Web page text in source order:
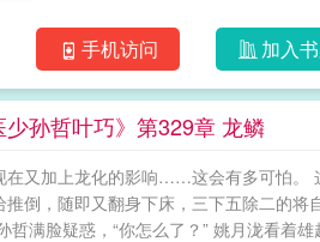
手机访问 加入
少孙哲叶巧》第329章 龙鳞
在又加上龙化的影响……这会有多可怕。
推倒，随即又翻身下床，三下五除二的
哲满脸疑惑，“你怎么了？” 姚月泷看